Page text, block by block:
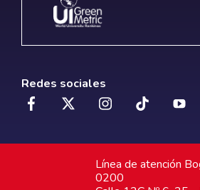
Redes sociales
Línea de atención
0200